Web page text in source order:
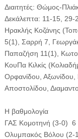
Διαιτητές: Θώμος-
Δεκάλεπτα: 11-15,
Ηρακλής Κοζάνης
5(1), Σαρρή 7,
Παπαζήση 11(1),
ΚουΠα Κιλκίς
Ορφανίδου, Αξωνίδου,
Αποστολίδου,
Η βαθμολογία
ΓΑΣ Κομοτηνή (3-0) 6
Ολυμπακός Βόλου (2-